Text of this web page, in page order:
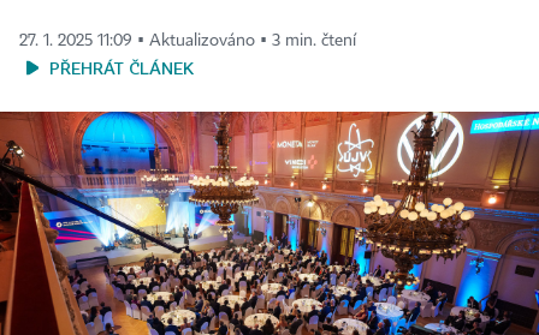
27. 1. 2025 11:09 ▪ Aktualizováno ▪ 3 min. čtení
PŘEHRÁT ČLÁNEK